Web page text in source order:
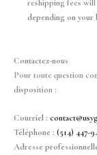
reshipping fees
depending on your
Contactez-nous
Pour toute question
disposition :
Courriel :
Téléphone : (514) 447-
Adresse